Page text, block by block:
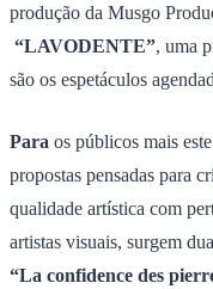
produção da Musgo
“LAVODENTE”, uma
são os espetáculos
Para os públicos mais
propostas pensadas para
qualidade artística com
artistas visuais, surgem
“La confidence des